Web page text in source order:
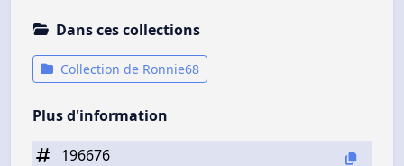
Dans ces collections
Collection de Ronnie68
Plus d'information
196676